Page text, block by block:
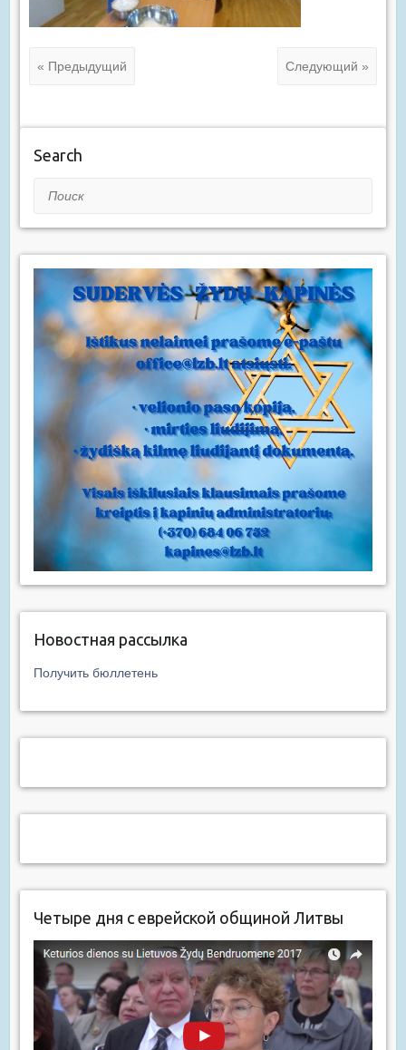
« Предыдущий Следующий »
Search
Поиск
Новостная рассылка
Получить бюллетень
Четыре дня с еврейской общиной Литвы